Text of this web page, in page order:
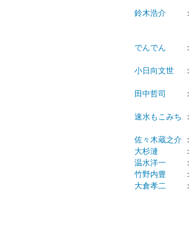
鈴木浩介 ：
でんでん
：
小日向文世
：
田中哲司
：
速水もこみち ：
佐々木蔵之介 ：
大杉漣
：
温水洋一
：
竹野内豊
：
大倉孝二
：